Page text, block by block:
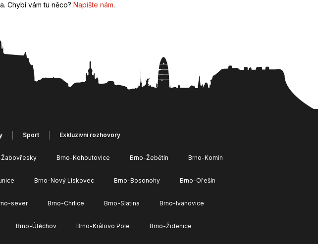
Chybí vám tu něco? Napište nám.
Sport Exkluzivní rozhovory
Brno-Kohoutovice Brno-Žebětín Brno-Komín
Brno-Nový Lískovec Brno-Bosonohy Brno-Ořešín
sever Brno-Chrlice Brno-Slatina Brno-Ivanovice
Brno-Útěchov Brno-Královo Pole Brno-Židenice